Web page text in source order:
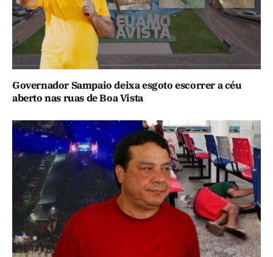
Governador Sampaio deixa esgoto escorrer a céu
aberto nas ruas de Boa Vista